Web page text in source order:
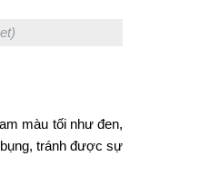
màu tối như đen,
tránh được sự